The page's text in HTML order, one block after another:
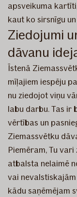
apsveikuma
kaut ko sirsnīgu
Ziedojumi
dāvanu
Īstenā
mīļajiem iespēju
nu ziedojot viņu
labu darbu. Tas ir
vērtības un
Ziemassvētku
Piemēram, Tu
atbalsta nelaimē
vai
kādu saņēmējam